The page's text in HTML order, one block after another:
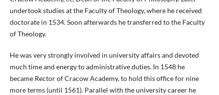
undertook studies at the Faculty of Theology, where he received
doctorate in 1534. Soon afterwards he transferred to the Faculty
of Theology.
He was very strongly involved in university affairs and devoted
much time and energy to administrative duties. In 1548 he
became Rector of Cracow Academy, to hold this office for nine
more terms (until 1561). Parallel with the university career he